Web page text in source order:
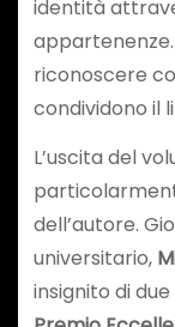
identità
riconoscere
condividono il
L’uscita del
dell’autore.
universitario,
insignito di